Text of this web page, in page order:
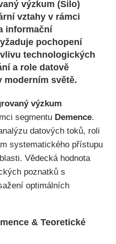
výzkum (Silo)
vztahy v rámci
informační
pochopení
technologických
a role datově
moderním světě.
výzkum
segmentu Demence.
datových toků, roli
systematického přístupu
Vědecká hodnota
poznatků s
optimálních
& Teoretické